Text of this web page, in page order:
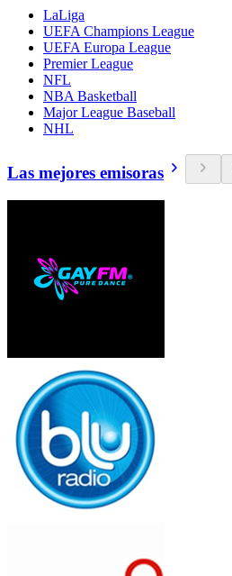
LaLiga
UEFA Champions League
UEFA Europa League
Premier League
NFL
NBA Basketball
Major League Baseball
NHL
Las mejores emisoras